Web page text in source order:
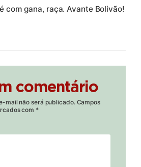
com gana, raça. Avante Bolivão!
comentário
mail não será publicado. Campos
com *